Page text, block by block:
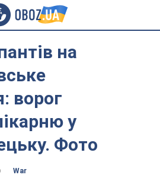
на
ворог
у
Фото
War